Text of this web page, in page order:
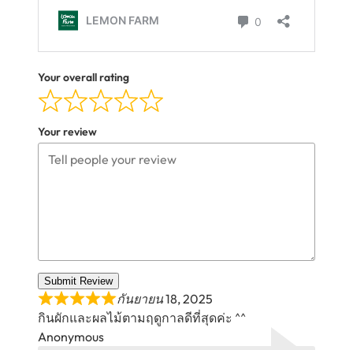
Your overall rating
Your review
Submit Review
กันยายน 18, 2025
กินผักและผลไม้ตามฤดูกาลดีที่สุดค่ะ ^^
Anonymous